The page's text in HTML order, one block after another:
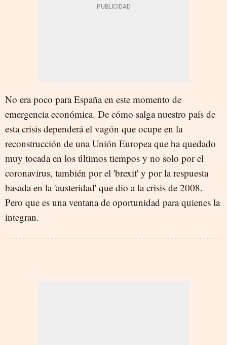
No era poco para España en este momento de
emergencia económica. De cómo salga nuestro país de
esta crisis dependerá el vagón que ocupe en la
reconstrucción de una Unión Europea que ha quedado
muy tocada en los últimos tiempos y no solo por el
coronavirus, también por el 'brexit' y por la respuesta
basada en la 'austeridad' que dio a la crisis de 2008.
Pero que es una ventana de oportunidad para quienes la
integran.